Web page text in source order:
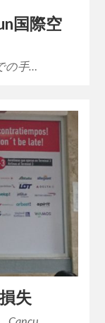
国際空
の手…
失